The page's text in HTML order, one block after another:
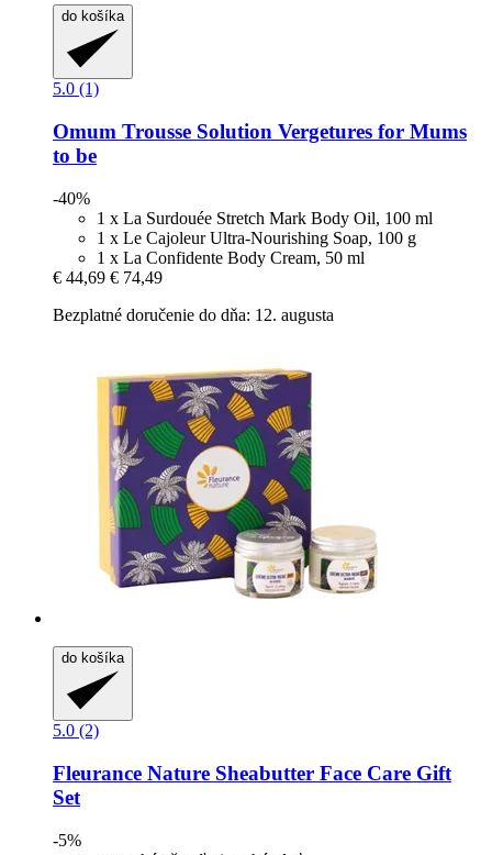
do košíka
5.0 (1)
Omum Trousse Solution Vergetures for Mums
to be
-40%
1 x La Surdouée Stretch Mark Body Oil, 100 ml
1 x Le Cajoleur Ultra-Nourishing Soap, 100 g
1 x La Confidente Body Cream, 50 ml
€ 44,69 € 74,49
Bezplatné doručenie do dňa: 12. augusta
do košíka
5.0 (2)
Fleurance Nature Sheabutter Face Care Gift
Set
-5%